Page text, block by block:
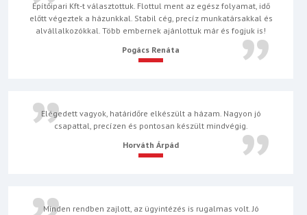
Építőipari Kft-t választottuk. Flottul ment az egész folyamat, idő
előtt végeztek a házunkkal. Stabil cég, precíz munkatársakkal és
alvállalkozókkal. Több embernek ajánlottuk már és fogjuk is!
Pogács Renáta
Elégedett vagyok, határidőre elkészült a házam. Nagyon jó
csapattal, precízen és pontosan készült mindvégig.
Horváth Árpád
Minden rendben zajlott, az ügyintézés is rugalmas volt. Jó